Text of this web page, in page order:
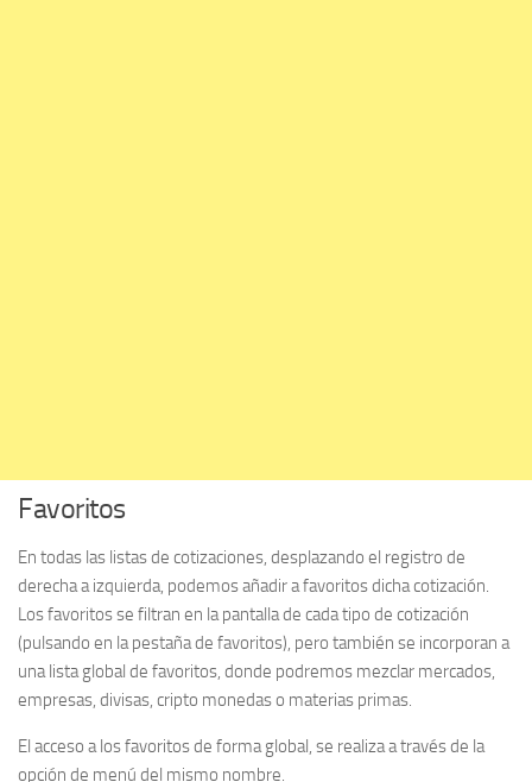
Favoritos
En todas las listas de cotizaciones, desplazando el registro de
derecha a izquierda, podemos añadir a favoritos dicha cotización.
Los favoritos se filtran en la pantalla de cada tipo de cotización
(pulsando en la pestaña de favoritos), pero también se incorporan a
una lista global de favoritos, donde podremos mezclar mercados,
empresas, divisas, cripto monedas o materias primas.
El acceso a los favoritos de forma global, se realiza a través de la
opción de menú del mismo nombre.